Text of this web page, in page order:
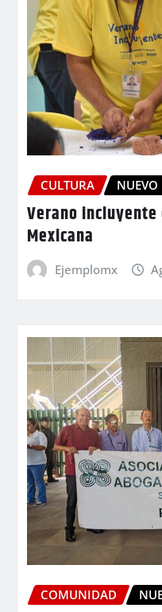
CULTURA NUEVO
Verano
Mexicana
Ejemplomx
COMUNIDAD